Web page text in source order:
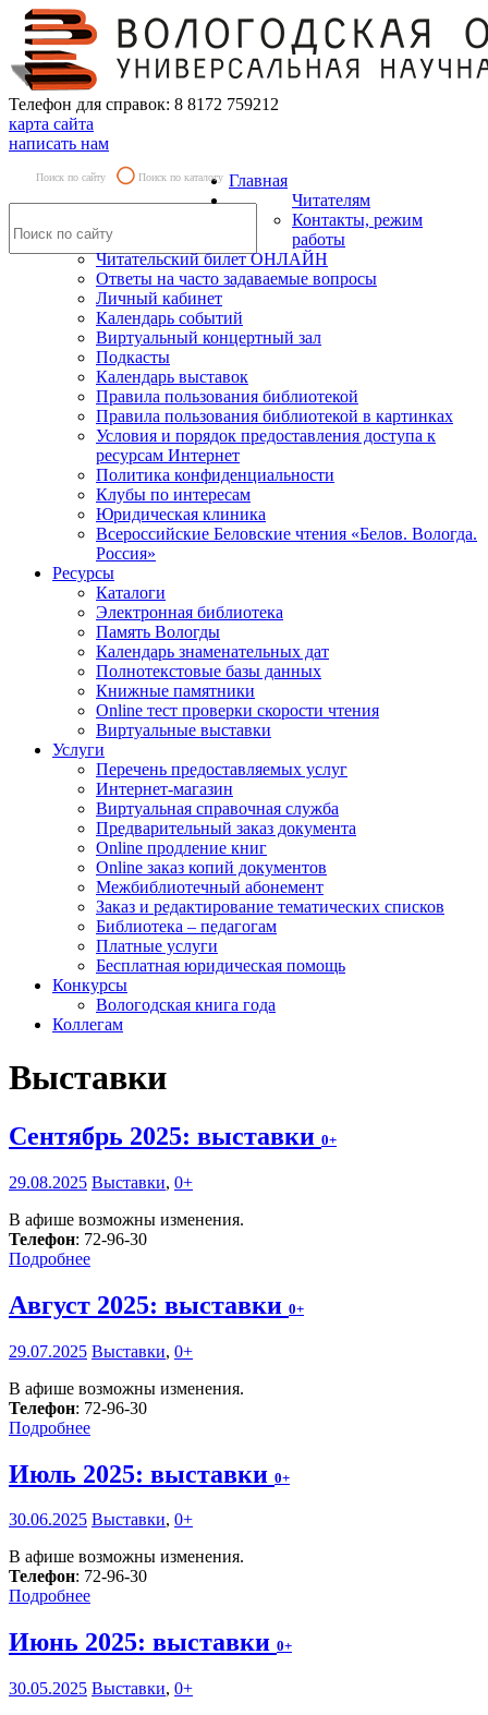
Телефон для справок: 8 8172 759212
карта сайта
написать нам
Поиск по сайту Поиск по каталогу Главная
Читателям
Контакты, режим
работы
Читательский билет ОНЛАЙН
Ответы на часто задаваемые вопросы
Личный кабинет
Календарь событий
Виртуальный концертный зал
Подкасты
Календарь выставок
Правила пользования библиотекой
Правила пользования библиотекой в картинках
Условия и порядок предоставления доступа к
ресурсам Интернет
Политика конфиденциальности
Клубы по интересам
Юридическая клиника
Всероссийские Беловские чтения «Белов. Вологда.
Россия»
Ресурсы
Каталоги
Электронная библиотека
Память Вологды
Календарь знаменательных дат
Полнотекстовые базы данных
Книжные памятники
Online тест проверки скорости чтения
Виртуальные выставки
Услуги
Перечень предоставляемых услуг
Интернет-магазин
Виртуальная справочная служба
Предварительный заказ документа
Online продление книг
Online заказ копий документов
Межбиблиотечный абонемент
Заказ и редактирование тематических списков
Библиотека – педагогам
Платные услуги
Бесплатная юридическая помощь
Конкурсы
Вологодская книга года
Коллегам
Выставки
Сентябрь 2025: выставки 0+
29.08.2025 Выставки, 0+
В афише возможны изменения.
Телефон: 72-96-30
Подробнее
Август 2025: выставки 0+
29.07.2025 Выставки, 0+
В афише возможны изменения.
Телефон: 72-96-30
Подробнее
Июль 2025: выставки 0+
30.06.2025 Выставки, 0+
В афише возможны изменения.
Телефон: 72-96-30
Подробнее
Июнь 2025: выставки 0+
30.05.2025 Выставки, 0+